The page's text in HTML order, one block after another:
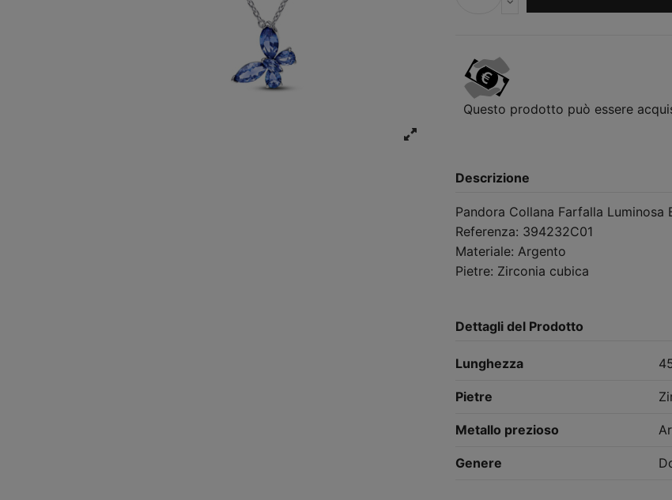
Questo prodotto può essere
Descrizione
Pandora Collana Farfalla Luminosa
Referenza: 394232C01
Materiale: Argento
Pietre: Zirconia cubica
Dettagli del Prodotto
Lunghezza
Pietre
Metallo prezioso
Genere